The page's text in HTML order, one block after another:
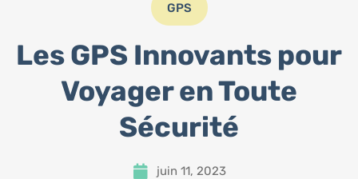
GPS
Les GPS Innovants pour
Voyager en Toute
Sécurité
juin 11, 2023